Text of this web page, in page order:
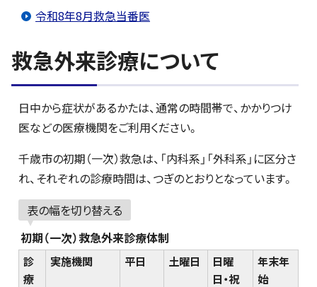
令和8年8月救急当番医
救急外来診療について
日中から症状があるかたは、通常の時間帯で、かかりつけ
医などの医療機関をご利用ください。
千歳市の初期（一次）救急は、「内科系」「外科系」に区分さ
れ、それぞれの診療時間は、つぎのとおりとなっています。
表の幅を切り替える
初期（一次）救急外来診療体制
診
療
実施機関 平日 土曜日
日曜
日・祝
年末年
始